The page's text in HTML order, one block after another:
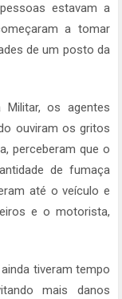
estavam a
a tomar
de um posto da
os agentes
ouviram os gritos
perceberam que o
de fumaça
até o veículo e
e o motorista,
tiveram tempo
mais danos